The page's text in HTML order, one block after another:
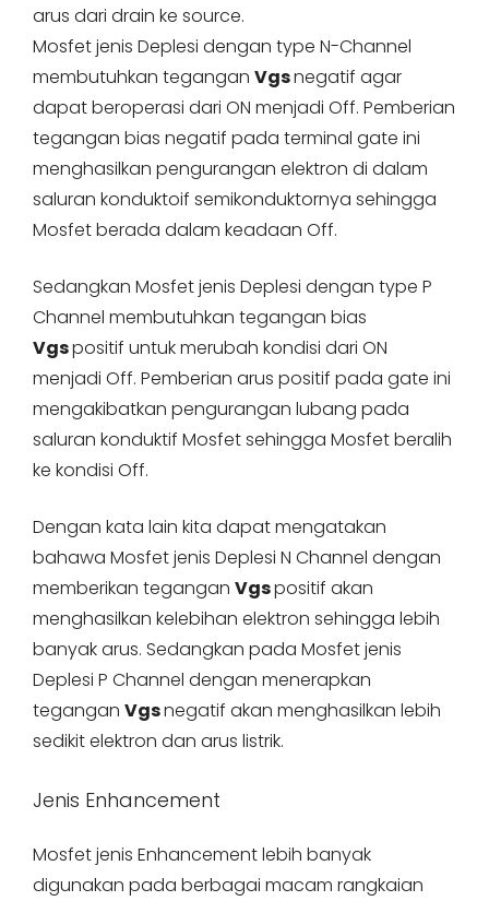
arus dari drain ke source.
Mosfet jenis Deplesi dengan type N-Channel
membutuhkan tegangan Vgsnegatif agar
dapat beroperasi dari ON menjadi Off. Pemberian
tegangan bias negatif pada terminal gate ini
menghasilkan pengurangan elektron di dalam
saluran konduktoif semikonduktornya sehingga
Mosfet berada dalam keadaan Off.
Sedangkan Mosfet jenis Deplesi dengan type P
Channel membutuhkan tegangan bias
Vgspositif untuk merubah kondisi dari ON
menjadi Off. Pemberian arus positif pada gate ini
mengakibatkan pengurangan lubang pada
saluran konduktif Mosfet sehingga Mosfet beralih
ke kondisi Off.
Dengan kata lain kita dapat mengatakan
bahawa Mosfet jenis Deplesi N Channel dengan
memberikan tegangan Vgspositif akan
menghasilkan kelebihan elektron sehingga lebih
banyak arus. Sedangkan pada Mosfet jenis
Deplesi P Channel dengan menerapkan
tegangan Vgsnegatif akan menghasilkan lebih
sedikit elektron dan arus listrik.
Jenis Enhancement
Mosfet jenis Enhancement lebih banyak
digunakan pada berbagai macam rangkaian